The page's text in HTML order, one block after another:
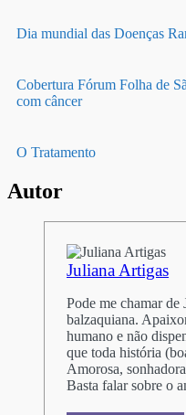
Dia mundial das Doenças
Cobertura Fórum Folha de
com câncer
O Tratamento
Autor
Juliana Artigas
Pode me chamar de
balzaquiana.
humano e não
que toda história
Amorosa,
Basta falar sobre o